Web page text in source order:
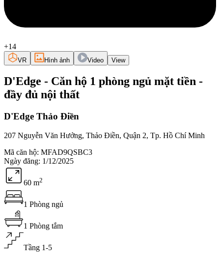
+14
VR Hình ảnh Video View
D'Edge - Căn hộ 1 phòng ngủ mặt tiền -
đầy đủ nội thất
D'Edge Thảo Điền
207 Nguyễn Văn Hưởng, Thảo Điền, Quận 2, Tp. Hồ Chí Minh
Mã căn hộ: MFAD9QSBC3
Ngày đăng: 1/12/2025
60 m2
1 Phòng ngủ
1 Phòng tắm
Tầng 1-5